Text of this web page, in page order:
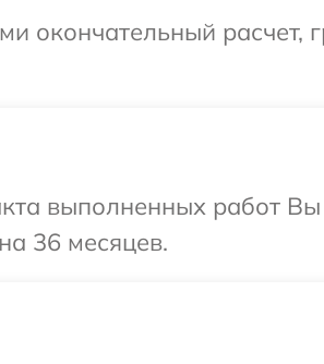
окончательный расчет,
выполненных работ
36 месяцев.